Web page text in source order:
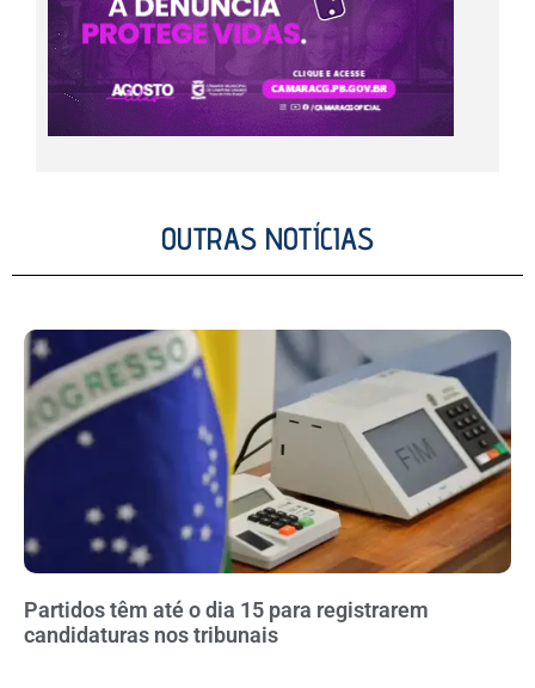
OUTRAS NOTÍCIAS
Partidos têm até o dia 15 para registrarem
candidaturas nos tribunais